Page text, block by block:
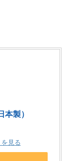
本製）
見る